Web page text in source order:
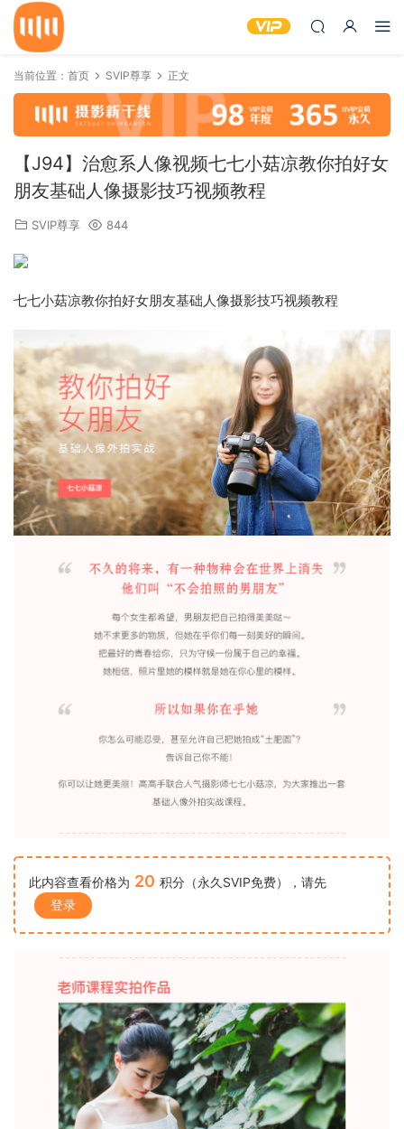
当前位置： 首页 SVIP尊享 正文
【J94】治愈系人像视频七七小菇凉教你拍好女
朋友基础人像摄影技巧视频教程
SVIP尊享 844
七七小菇凉教你拍好女朋友基础人像摄影技巧视频教程
此内容查看价格为 20 积分（永久SVIP免费），请先
登录